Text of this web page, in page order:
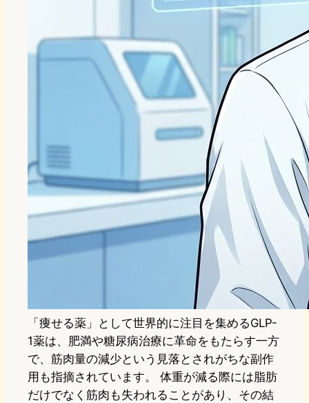
「痩せる薬」として世界的に注目を集めるGLP-
1薬は、肥満や糖尿病治療に革命をもたらす一方
で、筋肉量の減少という見落とされがちな副作
用も指摘されています。 体重が減る際には脂肪
だけでなく筋肉も失われることがあり、その結